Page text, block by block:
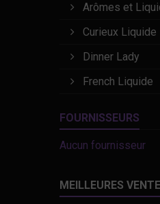
Arômes et
Curieux Liquide
Dinner Lady
French Liquide
FOURNISSEURS
Aucun fournisseur
MEILLEURES